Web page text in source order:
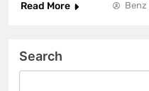
Read More
Search